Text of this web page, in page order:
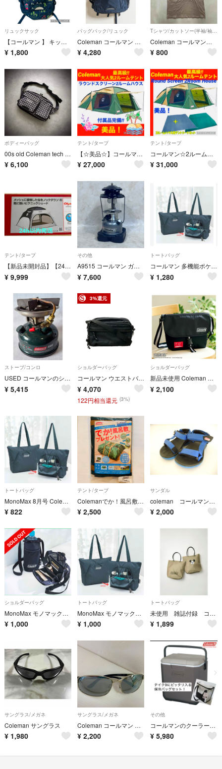
リュックサック
【コールマン 】 キッズリュック プチ ネイビー キャンプ柄 笛付き 5ℓ
¥ 1,800
バッグパック/リュック
Coleman コールマン リュック Walker 25 ネイビー ピンク 登山 ハイキング
¥ 4,280
Tシャツ/カットソー(半袖/袖なし)
Coleman コールマン 古着Tシャツ
¥ 800
ボディーバッグ
00s old Coleman tech waist bag y2k check
¥ 6,100
テント/タープ
【☆美品☆】コールマン☆2ルームテント☆ラウンドスクリーン2ルームハウス☆
¥ 27,000
テント/タープ
コールマン☆2ルームテント☆ラウンドスクリーン2ルームハウス☆スタートパッケージ
¥ 31,000
テント/タープ
【新品未開封品】【24h以内発送】コールマン スクリーンIGシェード ネイビー
¥ 9,999
その他
A9515 コールマン ガソリンランタン MODEL 285 ツーマントル Coleman Unleaded 2
¥ 7,600
トートバッグ
コールマン 多機能ポケット付きトートバッグ モノ・マックス
¥ 1,280
ストーブ/コンロ
USED コールマンのシングルバーナー 508A改(ケロシン燃焼確認済)95年製
¥ 5,415
3%還元
ショルダーバッグ
コールマン ウエストバッグ ボディバッグ ショルダーバッグ 2WAY 斜め掛け ユニセックス Coleman
¥ 4,070
122円相当還元 (3%)
ショルダーバッグ
新品未使用 Coleman コールマン スヌーピー コラボ ショルダーバッグ ボディバッグ 付録
¥ 2,100
トートバッグ
MonoMax 8月号 Coleman 多機能ポケット付きトートバッグ
¥ 822
テント/タープ
Colemanでか！風呂敷バッグ
¥ 2,500
サンダル
coleman コールマン キッズサンダル 18.0cm
¥ 2,000
ショルダーバッグ
MonoMax モノマックス 2026年 8月号増刊 【付録】
¥ 1,000
トートバッグ
MonoMax モノマックス 2026年 8月号 【付録】
¥ 1,000
トートバッグ
未使用 雑誌付録 コールマン／ミッキーマウス 両A面トートバッグ
¥ 1,899
サングラス/メガネ
Coleman サングラス
¥ 1,980
サングラス/メガネ
Coleman コールマン 偏光サングラス CO3085-1 シルバー ケース付
¥ 2,200
その他
コールマンのクーラーボックス「テイク9」 保冷バッグのセット
¥ 5,980